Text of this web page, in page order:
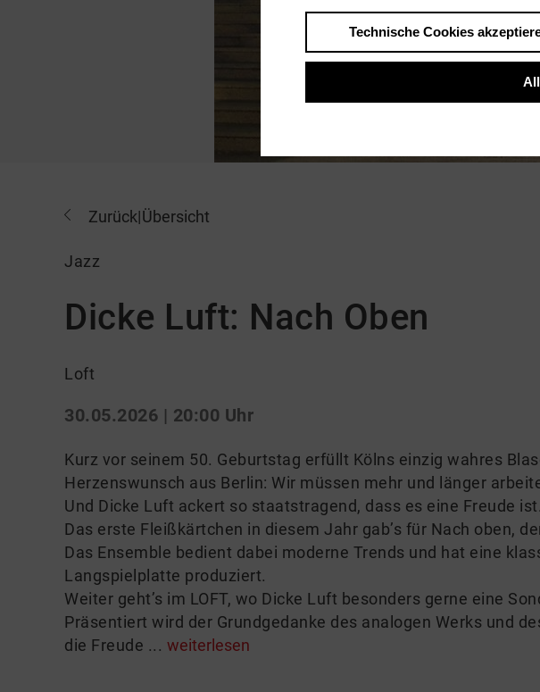
Zurück|Übersicht
Jazz
Dicke Luft: Nach Oben
Loft
30.05.2026 | 20:00 Uhr
Kurz vor seinem 50. Geburtstag erfüllt Kölns einzig wahres
Herzenswunsch aus Berlin: Wir müssen mehr und länger
Und Dicke Luft ackert so staatstragend, dass es eine Freude ist.
Das erste Fleißkärtchen in diesem Jahr gab’s für Nach oben,
Das Ensemble bedient dabei moderne Trends und hat eine
Langspielplatte produziert.
Weiter geht’s im LOFT, wo Dicke Luft besonders gerne eine
Präsentiert wird der Grundgedanke des analogen Werks und
die Freude ... weiterlesen
Technische Cookies